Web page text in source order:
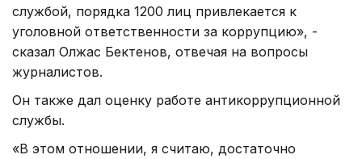
службой, порядка 1200 лиц привлекается к
уголовной ответственности за коррупцию», -
сказал Олжас Бектенов, отвечая на вопросы
журналистов.
Он также дал оценку работе антикоррупционной
службы.
«В этом отношении, я считаю, достаточно